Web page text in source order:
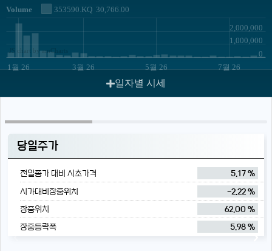
Volume 353590.KQ 30,766.00
1월 26 3월 26 5월 26 7월 26
0
1,000,000
2,000,000
JS chart by amCharts
일자별 시세
당일주가
전일종가 대비 시초가격
5.17 %
시가대비장중위치
-2.22 %
장중위치
62.00 %
장중등락폭
5.98 %